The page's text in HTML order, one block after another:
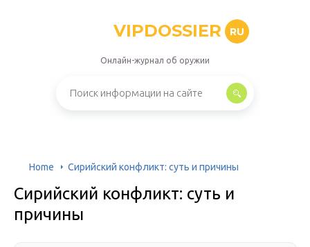
VIPDOSSIER RU
Онлайн-журнал об оружии
Home Сирийский конфликт: суть и причины
Сирийский конфликт: суть и
причины